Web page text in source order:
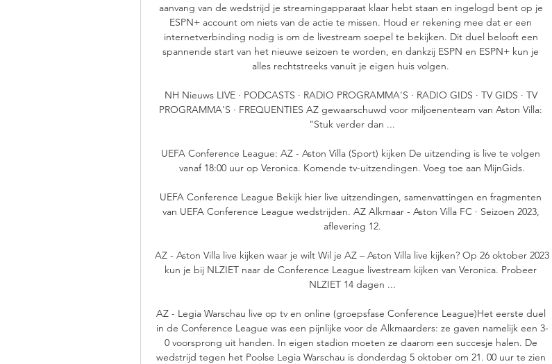
aanvang van de wedstrijd je streamingapparaat klaar hebt staan en ingelogd bent op je
ESPN+ account om niets van de actie te missen. Houd er rekening mee dat er een
internetverbinding nodig is om de livestream soepel te bekijken. Dit duel belooft een
spannende start van het nieuwe seizoen te worden, en dankzij ESPN en ESPN+ kun je
alles rechtstreeks vanuit je eigen huis volgen.
NH Nieuws LIVE · PODCASTS · RADIO PROGRAMMA'S · RADIO GIDS · TV GIDS · TV
PROGRAMMA'S · FREQUENTIES AZ gewaarschuwd voor miljoenenteam van Aston Villa:
"Stuk verder dan ...
UEFA Conference League: AZ - Aston Villa (Sport) kijken De uitzending is live te volgen
vanaf 18:00 uur op Veronica. Komende tv-uitzendingen. Voeg toe aan MijnGids.
UEFA Conference League Bekijk hier live uitzendingen, samenvattingen en fragmenten
van UEFA Conference League wedstrijden. AZ Alkmaar - Aston Villa FC · Seizoen 2023,
aflevering 12.
AZ - Aston Villa live kijken waar je wilt Wil je AZ – Aston Villa live kijken? Op 26 oktober 2023
kun je bij NLZIET naar de Conference League livestream kijken van Veronica. Probeer
NLZIET 14 dagen ...
AZ - Legia Warschau live op tv en online (groepsfase Conference League)Het eerste duel
in de Conference League was een pijnlijke voor de Alkmaarders: ze gaven namelijk een 3-
0 voorsprong uit handen. In eigen stadion moeten ze daarom een succesje halen. De
wedstrijd tegen het Poolse Legia Warschau is donderdag 5 oktober om 21. 00 uur te zien